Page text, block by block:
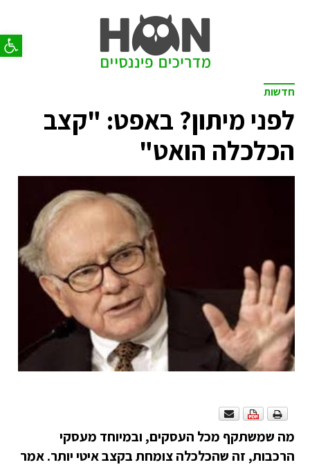
פתח
חדשות
לפני מיתון? באפט: "קצב
הכלכלה הואט"
מה שמשתקף מכל העסקים, ובמיוחד מעסקי
הרכבות, זה שהכלכלה צומחת בקצב איטי יותר. אמר